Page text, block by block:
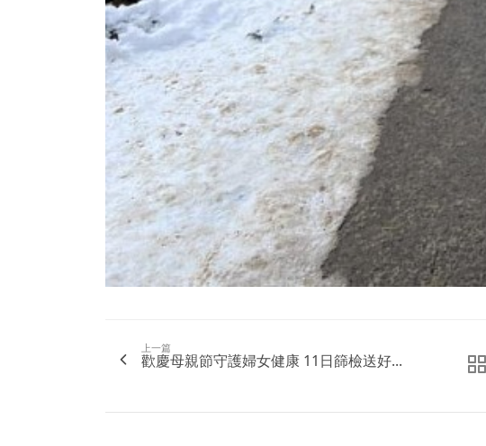
上一篇
歡慶母親節守護婦女健康 11日篩檢送好...